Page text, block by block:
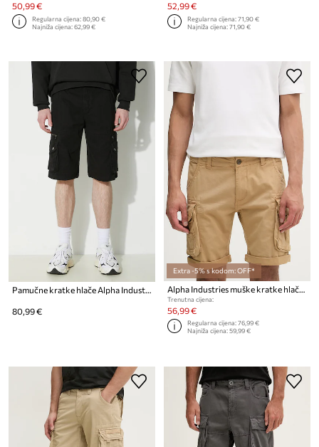
50,99 €
Regularna cijena:80,90 €
Najniža cijena:62,99 €
52,99 €
Regularna cijena:71,90 €
Najniža cijena:71,90 €
Pamučne kratke hlače Alpha Industries
80,99 €
Extra -5% s kodom: OFF*
Trenutna cijena:
56,99 €
Regularna cijena:76,99 €
Najniža cijena:59,99 €